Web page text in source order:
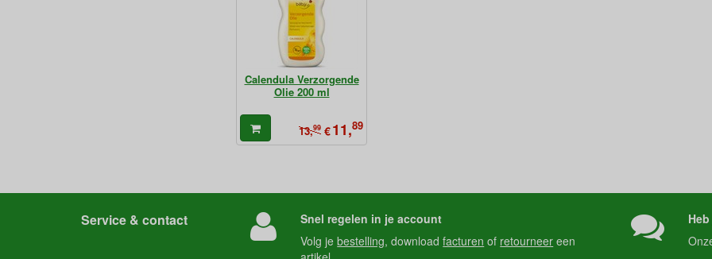
Calendula Verzorgende
Olie 200 ml
13,99 €11,89
Service & contact
Snel regelen in je account
Volg jebestelling, downloadfacturen of retourneer een